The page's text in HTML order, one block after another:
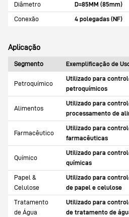
Diâmetro
D=85MM (85mm)
Conexão
4 polegadas (NF)
Aplicação
Segmento Exemplificação de
Petroquímico
Utilizado para
petroquímicos
Alimentos
Utilizado para
processamento de
Farmacêutico
Utilizado para
farmacêuticas
Químico
Utilizado para
químicas
Papel &
Celulose
Utilizado para
de papel e celulose
Tratamento
de Água
Utilizado para
de tratamento de